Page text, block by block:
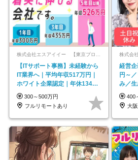
【ITサポート事務】未経験から
IT業界へ｜平均年収517万円｜
ホワイト企業認定｜年休134日
｜リモートOK
300～500万円
フルリモートあり
株式会
経営
円～
み／
400
大